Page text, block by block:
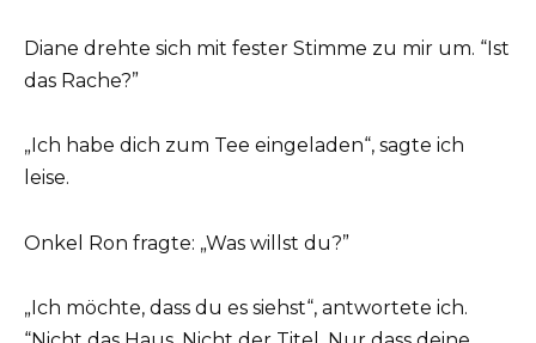
Diane drehte sich mit fester Stimme zu mir um. “Ist
das Rache?”
„Ich habe dich zum Tee eingeladen“, sagte ich
leise.
Onkel Ron fragte: „Was willst du?”
„Ich möchte, dass du es siehst“, antwortete ich.